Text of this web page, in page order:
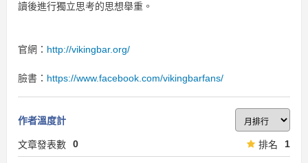
讀後進行獨立思考的思想舉重。
官網： http://vikingbar.org/
臉書： https://www.facebook.com/vikingbarfans/
作者溫度計
文章發表數 0 排名 1